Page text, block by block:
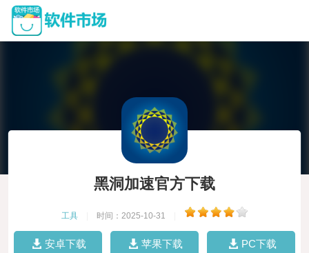
黑洞加速官方下载
工具 时间：2025-10-31
安卓下载 苹果下载 PC下载